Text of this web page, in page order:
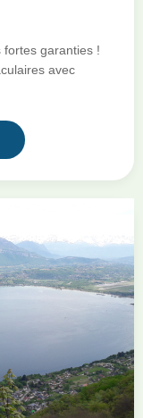
garanties !
avec